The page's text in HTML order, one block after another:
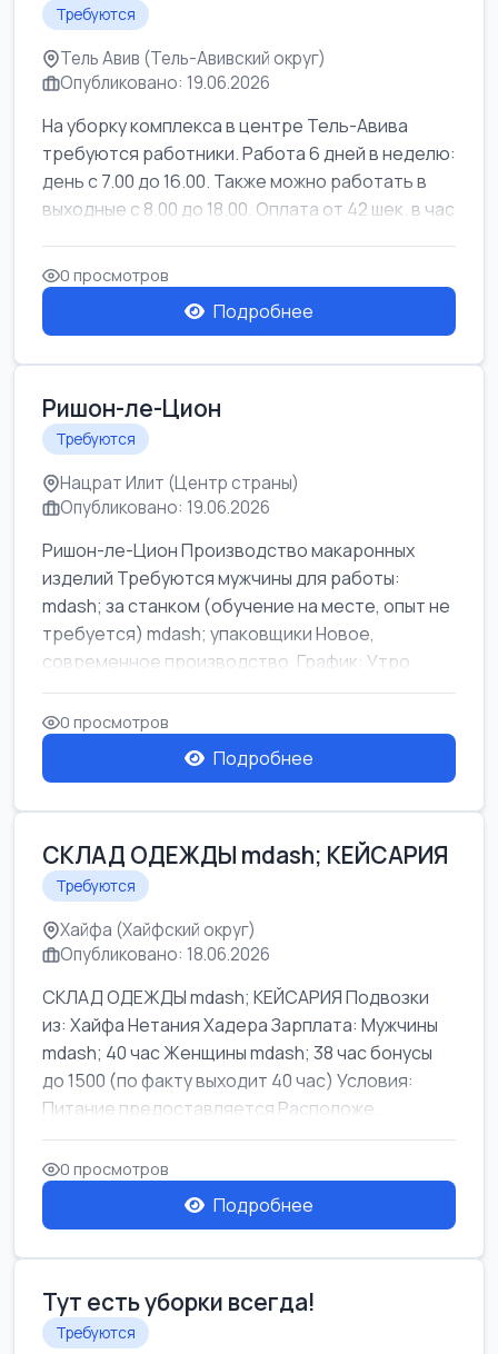
Требуются
Тель Авив (Тель-Авивский округ)
Опубликовано: 19.06.2026
На уборку комплекса в центре Тель-Авива
требуются работники. Работа 6 дней в неделю:
день с 7.00 до 16.00. Также можно работать в
выходные с 8.00 до 18.00. Оплата от 42 шек. в час
0 просмотров
Подробнее
Ришон-ле-Цион
Требуются
Нацрат Илит (Центр страны)
Опубликовано: 19.06.2026
Ришон-ле-Цион Производство макаронных
изделий Требуются мужчины для работы:
mdash; за станком (обучение на месте, опыт не
требуется) mdash; упаковщики Новое,
современное производство. График: Утро
mda...
0 просмотров
Подробнее
СКЛАД ОДЕЖДЫ mdash; КЕЙСАРИЯ
Требуются
Хайфа (Хайфский округ)
Опубликовано: 18.06.2026
СКЛАД ОДЕЖДЫ mdash; КЕЙСАРИЯ Подвозки
из: Хайфа Нетания Хадера Зарплата: Мужчины
mdash; 40 час Женщины mdash; 38 час бонусы
до 1500 (по факту выходит 40 час) Условия:
Питание предоставляется Расположе...
0 просмотров
Подробнее
Тут есть уборки всегда!
Требуются